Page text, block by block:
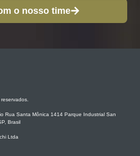
o nosso time
Rua Santa Mônica 1414 Parque Industrial San
Brasil
Ltda